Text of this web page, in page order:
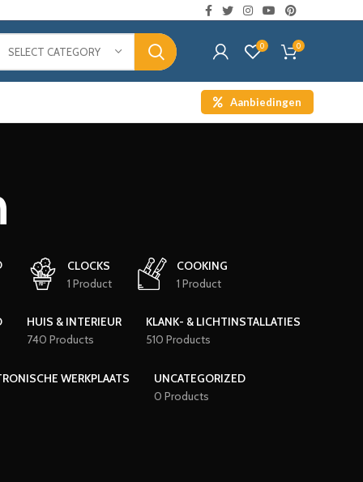
SELECT CATEGORY 0 0
Aanbiedingen
CLOCKS
1 Product
COOKING
1 Product
HUIS & INTERIEUR
740 Products
KLANK- & LICHTINSTALLATIES
510 Products
WERKPLAATS
UNCATEGORIZED
0 Products